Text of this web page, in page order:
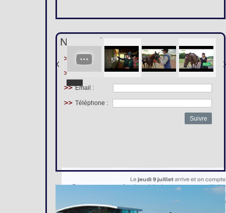
Nous suivre :
Prénom :
Nom :
Email :
Téléphone :
Suivre